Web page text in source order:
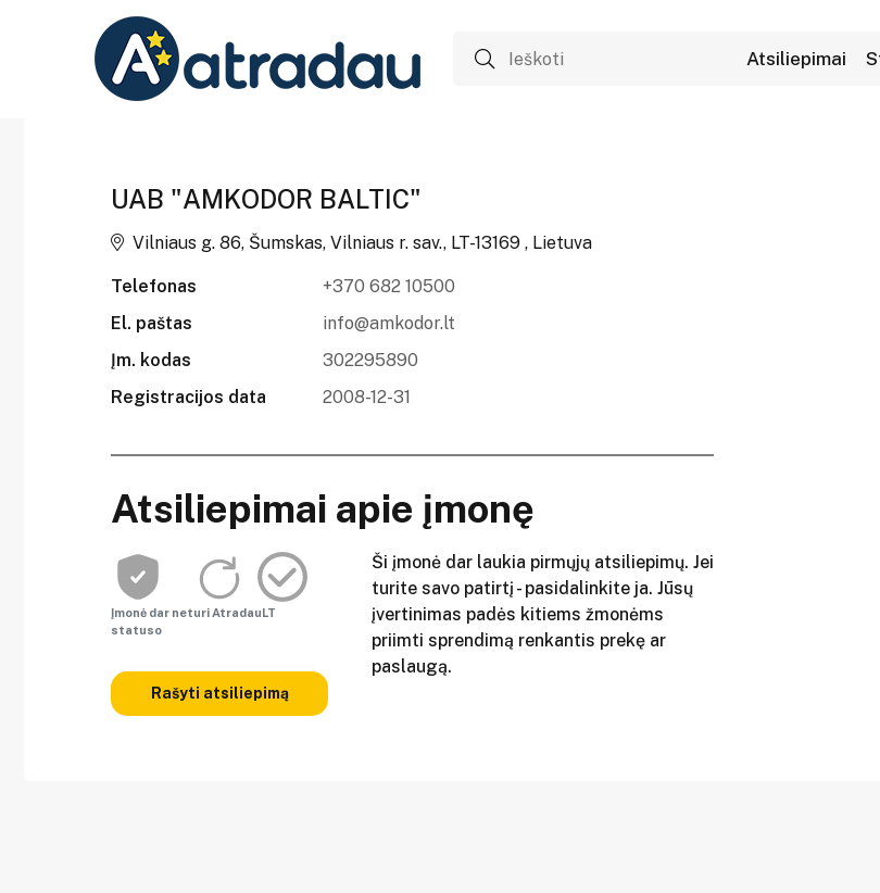
Atsiliepimai
UAB "AMKODOR BALTIC"
Vilniaus g. 86, Šumskas, Vilniaus r. sav., LT-13169 , Lietuva
Telefonas
+370 682 10500
El. paštas
info@amkodor.lt
Įm. kodas
302295890
Registracijos data
2008-12-31
Atsiliepimai apie įmonę
Įmonė dar neturi AtradauLT
statuso
Rašyti atsiliepimą
Ši įmonė dar laukia pirmųjų atsiliepimų. Jei
turite savo patirtį - pasidalinkite ja. Jūsų
įvertinimas padės kitiems žmonėms
priimti sprendimą renkantis prekę ar
paslaugą.